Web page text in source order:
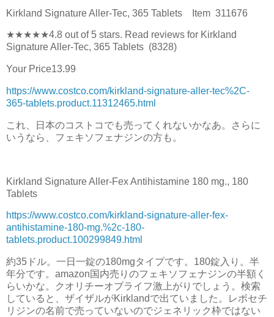
Kirkland Signature Aller-Tec, 365 Tablets Item 311676
★★★★★4.8 out of 5 stars. Read reviews for Kirkland
Signature Aller-Tec, 365 Tablets (8328)
Your Price13.99
https://www.costco.com/kirkland-signature-aller-tec%2C-
365-tablets.product.11312465.html
これ、日本のコストコでも売ってくれないかなあ。さらに
いうなら、フェキソフェナジンの方も。
Kirkland Signature Aller-Fex Antihistamine 180 mg., 180
Tablets
https://www.costco.com/kirkland-signature-aller-fex-
antihistamine-180-mg.%2c-180-
tablets.product.100299849.html
約35ドル。一日一錠の180mgタイプです。180錠入り。半
年分です。amazon国内売りのフェキソフェナジンの半額く
らいかな。クオリチーオブライフ激上がりでしょう。検索
していると、ザイザルがKirklandで出ていました。レボセチ
リジンの名前で売っていないのでジェネリック枠ではない